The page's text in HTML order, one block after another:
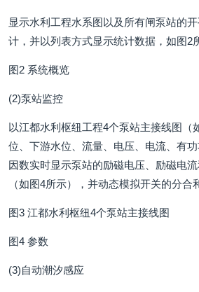
显示水利工程水系图以及所有闸泵站的
计，并以列表方式显示统计数据，如图2
图2 系统概览
(2)泵站监控
以江都水利枢纽工程4个泵站主接线图（
位、下游水位、流量、电压、电流、有
因数实时显示泵站的励磁电压、励磁电
（如图4所示），并动态模拟开关的分合
图3 江都水利枢纽4个泵站主接线图
图4 参数
(3)自动潮汐感应